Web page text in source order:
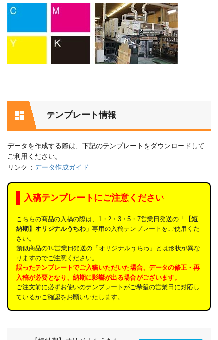
テンプレート情報
データを作成する際は、下記のテンプレートをダウンロードして
ご利用ください。
リンク： データ作成ガイド
入稿テンプレートにご注意ください
こちらの商品の入稿の際は、1・2・3・5・7営業日発送の「
【短
納期】オリジナルうちわ 」専用の入稿テンプレートをご使用くだ
さい。
類似商品の10営業日発送の「オリジナルうちわ」とは形状が異な
りますのでご注意ください。
誤ったテンプレートでご入稿いただいた場合、データの修正・再
入稿が必要となり、納期に影響が出る場合がございます。
ご注文前に必ずお使いのテンプレートがご希望の営業日に対応し
ているかご確認をお願いいたします。